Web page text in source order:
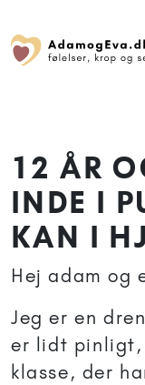
12 ÅR
INDE I
KAN I
Hej adam og
Jeg er en
er lidt pinligt,
klasse, der